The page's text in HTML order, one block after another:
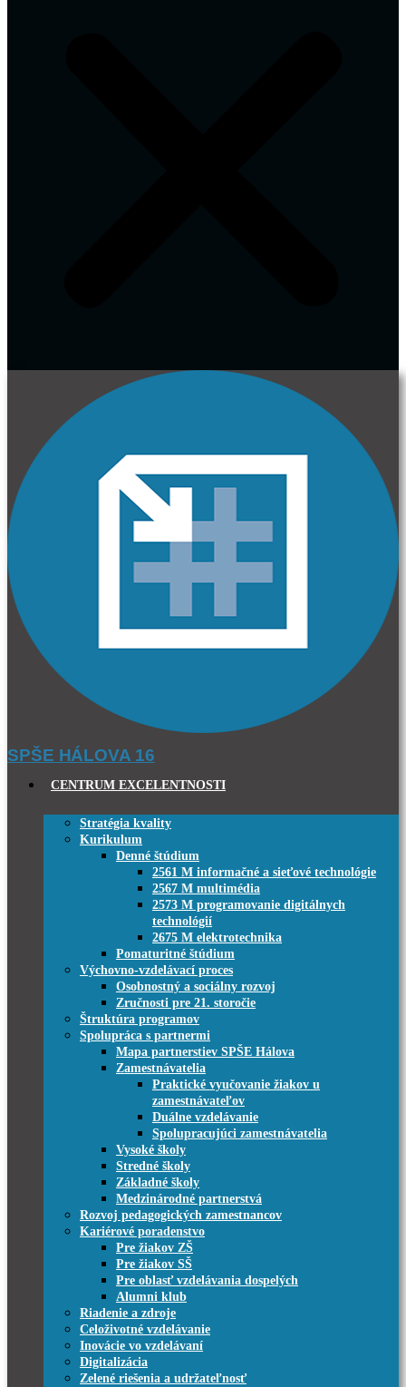
SPŠE HÁLOVA 16
CENTRUM EXCELENTNOSTI
Stratégia kvality
Kurikulum
Denné štúdium
2561 M informačné a sieťové technológie
2567 M multimédia
2573 M programovanie digitálnych
technológií
2675 M elektrotechnika
Pomaturitné štúdium
Výchovno-vzdelávací proces
Osobnostný a sociálny rozvoj
Zručnosti pre 21. storočie
Štruktúra programov
Spolupráca s partnermi
Mapa partnerstiev SPŠE Hálova
Zamestnávatelia
Praktické vyučovanie žiakov u
zamestnávateľov
Duálne vzdelávanie
Spolupracujúci zamestnávatelia
Vysoké školy
Stredné školy
Základné školy
Medzinárodné partnerstvá
Rozvoj pedagogických zamestnancov
Kariérové poradenstvo
Pre žiakov ZŠ
Pre žiakov SŠ
Pre oblasť vzdelávania dospelých
Alumni klub
Riadenie a zdroje
Celoživotné vzdelávanie
Inovácie vo vzdelávaní
Digitalizácia
Zelené riešenia a udržateľnosť